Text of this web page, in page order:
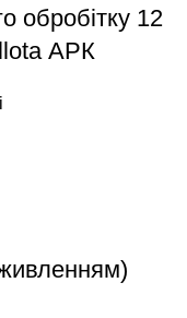
обробітку 12
АРК